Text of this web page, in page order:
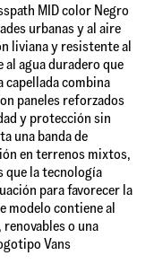
MID color Negro
urbanas y al aire
liviana y resistente al
agua duradero que
capellada combina
paneles reforzados
y protección sin
una banda de
en terrenos mixtos,
que la tecnología
para favorecer la
modelo contiene al
o una
Vans